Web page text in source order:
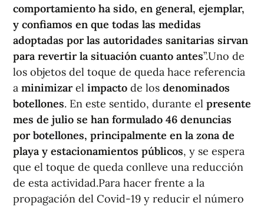
comportamiento ha sido, en general, ejemplar,
y confiamos en que todas las medidas
adoptadas por las autoridades sanitarias sirvan
para revertir la situación cuanto antes”.Uno de
los objetos del toque de queda hace referencia
a minimizarel impacto de los denominados
botellones. En este sentido, durante el presente
mes de julio se han formulado 46 denuncias
por botellones, principalmente en la zona de
playa y estacionamientos públicos, y se espera
que el toque de queda conlleve una reducción
de esta actividad.Para hacer frente a la
propagación del Covid-19 y reducir el número